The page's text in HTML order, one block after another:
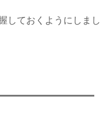
しておくようにしまし